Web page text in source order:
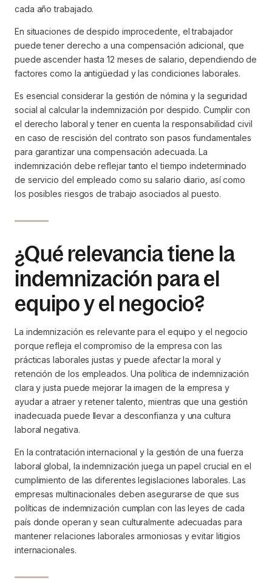
cada año trabajado.
En situaciones de despido improcedente, el trabajador
puede tener derecho a una compensación adicional, que
puede ascender hasta 12 meses de salario, dependiendo de
factores como la antigüedad y las condiciones laborales.
Es esencial considerar la gestión de nómina y la seguridad
social al calcular la indemnización por despido. Cumplir con
el derecho laboral y tener en cuenta la responsabilidad civil
en caso de rescisión del contrato son pasos fundamentales
para garantizar una compensación adecuada. La
indemnización debe reflejar tanto el tiempo indeterminado
de servicio del empleado como su salario diario, así como
los posibles riesgos de trabajo asociados al puesto.
¿Qué relevancia tiene la
indemnización para el
equipo y el negocio?
La indemnización es relevante para el equipo y el negocio
porque refleja el compromiso de la empresa con las
prácticas laborales justas y puede afectar la moral y
retención de los empleados. Una política de indemnización
clara y justa puede mejorar la imagen de la empresa y
ayudar a atraer y retener talento, mientras que una gestión
inadecuada puede llevar a desconfianza y una cultura
laboral negativa.
En la contratación internacional y la gestión de una fuerza
laboral global, la indemnización juega un papel crucial en el
cumplimiento de las diferentes legislaciones laborales. Las
empresas multinacionales deben asegurarse de que sus
políticas de indemnización cumplan con las leyes de cada
país donde operan y sean culturalmente adecuadas para
mantener relaciones laborales armoniosas y evitar litigios
internacionales.